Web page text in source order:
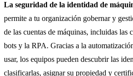
La seguridad de la identidad de
permite a tu organización gobernar y
de las cuentas de máquinas, incluidas las
bots y la RPA. Gracias a la
usar, los equipos pueden descubrir las
clasificarlas, asignar su propiedad y